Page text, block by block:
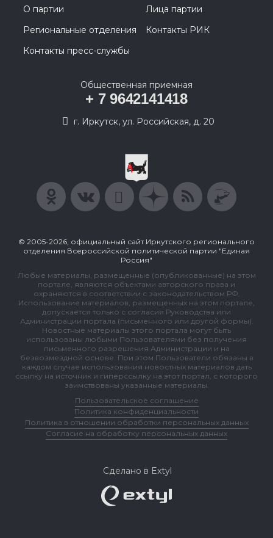
О партии
Лица партии
Региональные отделения
Контакты РИК
Контакты пресс-службы
Общественная приемная
+ 7 9642141418
г. Иркутск, ул. Российская, д. 20
© 2005-2026, официальный сайт Иркутского регионального
отделения Всероссийской политической партии "Единая
Россия"
Любые материалы, размещенные (опубликованные) на этом
портале, являются объектами авторского права и
охраняются в соответствии с законодательством РФ.
Использование материалов, размещенных на этом портале,
допускается только с согласия Руководства или
Администрации портала (письменного или другой формы).
Новостные материалы этого портала могут быть
использованы любыми Пользователями без получения
письменного разрешения Администрации и на
безвозмездной основе. При этом Пользователи обязаны в
каждом случае использования новостных материалов дать
ссылку на источник и гиперссылку на этот портал, с которого
заимствованы указанные материалы.
Пользовательское соглашение
Политика конфиденциальности
Политика в отношении обработки персональных данных
Согласие на обработку персональных данных
Сделано в Extyl